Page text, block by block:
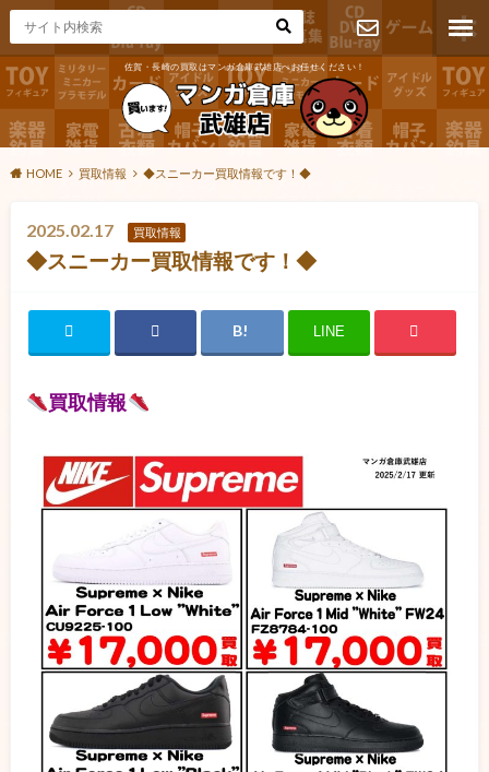
佐賀・長崎の買取はマンガ倉庫武雄店へお任せください！
お問い合わ
せ
HOME 買取情報 ◆スニーカー買取情報です！◆
2025.02.17 買取情報
◆スニーカー買取情報です！◆
LINE
買取情報